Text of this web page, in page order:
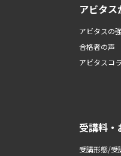
アビタ
アビタスの
合格者の声
アビタスコ
受講料・
受講形態/受